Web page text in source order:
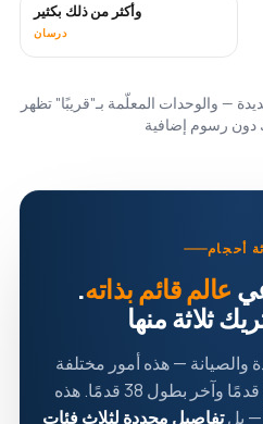
قريبًا
وأكثر من ذلك بكثير
درسان
— والوحدات المعلّمة بـ"قريبًا" تظهر
أحجام
عالم قائم بذاته.
والصيانة — هذه أمور مختلفة
تمامًا بين قارب بطول 27 قدمًا وآخر بطول 38 قدمًا. هذه
— بلتفاصيل محددة لثلاث فئات